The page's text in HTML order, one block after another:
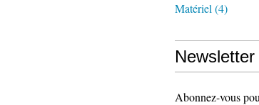
Matériel (4)
Newsletter
Abonnez-vous